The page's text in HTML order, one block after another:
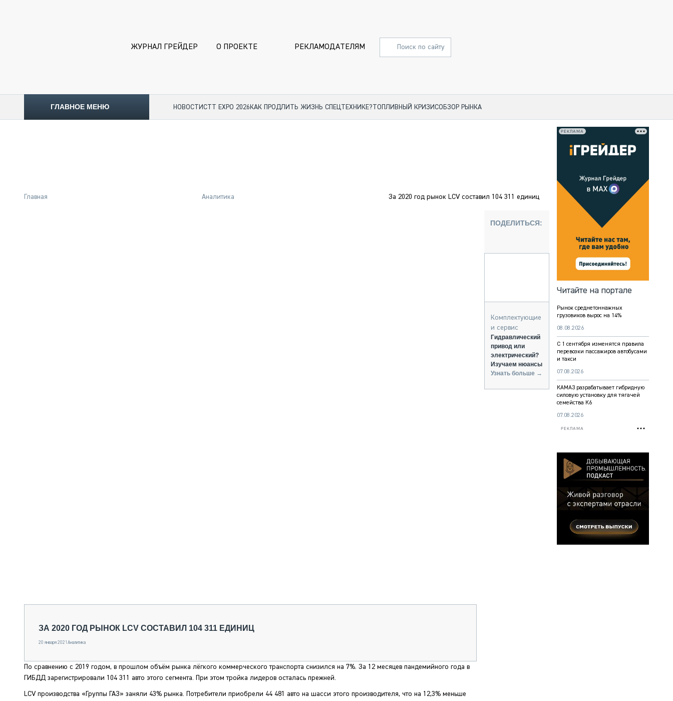
ЖУРНАЛ ГРЕЙДЕР О ПРОЕКТЕ РЕКЛАМОДАТЕЛЯМ
ГЛАВНОЕ МЕНЮ НОВОСТИCTT EXPO 2026 КАК ПРОДЛИТЬ ЖИЗНЬ СПЕЦТЕХНИКЕ?ТОПЛИВНЫЙ КРИЗИСОБЗОР РЫНКА
ПОДЪЁМНАЯ ТЕХНИКА
КОММУНАЛЬНАЯ ТЕХНИКА
Главная Аналитика За 2020 год рынок LCV составил 104 311 единиц
ЗА 2020 ГОД РЫНОК LCV СОСТАВИЛ 104 311 ЕДИНИЦ
20 января 2021 Аналитика
По сравнению с 2019 годом, в прошлом объём рынка лёгкого коммерческого транспорта снизился на 7%. За 12 месяцев пандемийного года в
ГИБДД зарегистрировали 104 311 авто этого сегмента. При этом тройка лидеров осталась прежней.
LCV производства «Группы ГАЗ» заняли 43% рынка. Потребители приобрели 44 481 авто на шасси этого производителя, что на 12,3% меньше
ПОДЕЛИТЬСЯ:
Комплектующие
и сервис
Гидравлический
привод или
электрический?
Изучаем нюансы
Узнать больше →
РЕКЛАМА
Читайте на портале
Рынок среднетоннажных
грузовиков вырос на 14%
08.08.2026
С 1 сентября изменятся правила
перевозки пассажиров автобусами
и такси
07.08.2026
КАМАЗ разрабатывает гибридную
силовую установку для тягачей
семейства К6
07.08.2026
РЕКЛАМА